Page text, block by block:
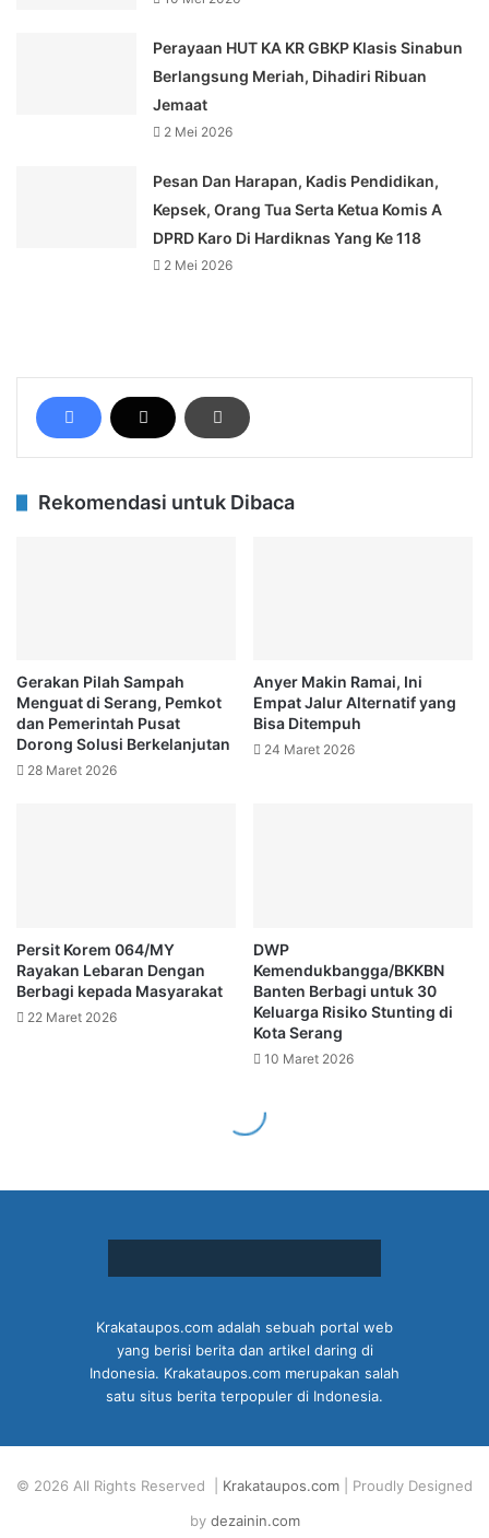
Krakataupos.com adalah sebuah portal web
yang berisi berita dan artikel daring di
Indonesia. Krakataupos.com merupakan salah
satu situs berita terpopuler di Indonesia.
© 2026 All Rights Reserved | Krakataupos.com | Proudly Designed
by dezainin.com